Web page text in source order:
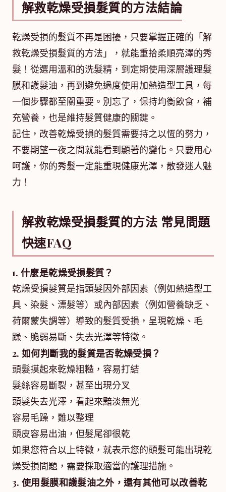
解救乾燥受損髮質的方法結論
乾燥受損的髮質不再是困擾，只要掌握正確的「解
救乾燥受損髮質的方法」，就能重拾柔順亮澤的秀
髮！從選用溫和的洗髮精，到定期使用深層護理髮
膜和護髮油，再到避免過度使用加熱造型工具，每
一個步驟都至關重要。別忘了，保持均衡飲食，補
充營養，也是維持髮質健康的關鍵。
記住，改善乾燥受損的髮質需要持之以恆的努力，
不要期望一夜之間就能看到顯著的變化。只要用心
呵護，你的秀髮一定能重現健康光澤，散發迷人魅
力！
解救乾燥受損髮質的方法 常見問題
快速FAQ
1. 什麼是乾燥受損髮質？
乾燥受損髮質是指頭髮因外部因素（例如熱造型工
具、染髮、漂髮等）或內部因素（例如營養缺乏、
荷爾蒙失調等）導致的髮質受損，呈現乾燥、毛
躁、脆弱易斷、失去光澤等特徵。
2. 如何判斷我的髮質是否乾燥受損？
頭髮摸起來乾燥粗糙，容易打結
髮絲容易斷裂，甚至出現分叉
頭髮失去光澤，看起來黯淡無光
容易毛躁，難以整理
頭皮容易出油，但髮尾卻很乾
如果您符合以上特徵，就表示您的頭髮可能出現乾
燥受損問題，需要採取適當的護理措施。
3. 使用髮膜和護髮油之外，還有其他可以改善乾